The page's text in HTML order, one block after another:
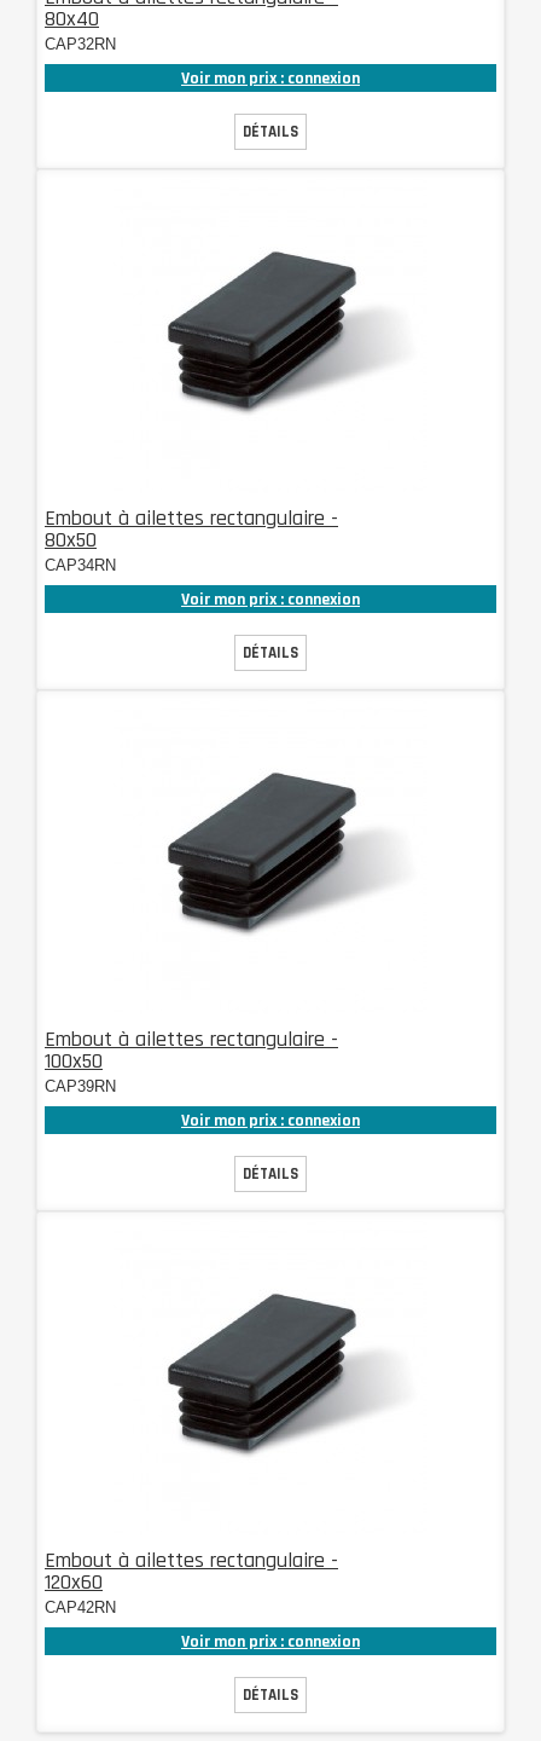
80x40
CAP32RN
Voir mon prix : connexion
DÉTAILS
Embout à ailettes rectangulaire -
80x50
CAP34RN
Voir mon prix : connexion
DÉTAILS
Embout à ailettes rectangulaire -
100x50
CAP39RN
Voir mon prix : connexion
DÉTAILS
Embout à ailettes rectangulaire -
120x60
CAP42RN
Voir mon prix : connexion
DÉTAILS